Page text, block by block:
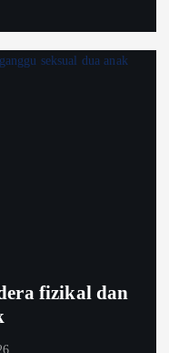
fizikal dan